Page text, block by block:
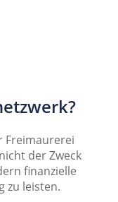
Freimaurerei
der Zweck
finanzielle
zu leisten.